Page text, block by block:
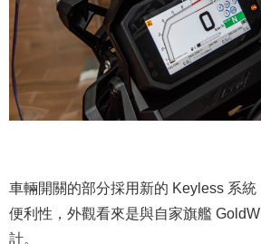
車輛開關的部分採用新的 Keyless 系
便利性，外觀看來是與自家旗艦
計。